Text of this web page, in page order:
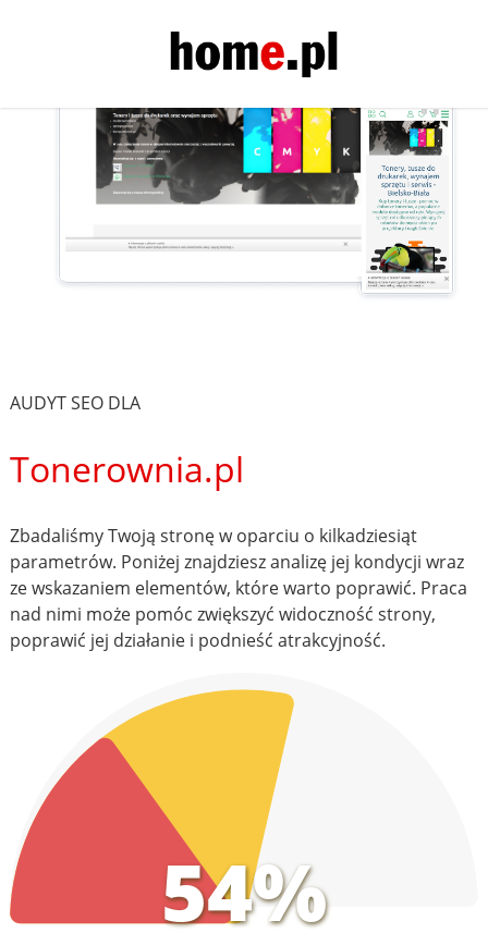
AUDYT SEO DLA
Tonerownia.pl
Zbadaliśmy Twoją stronę w oparciu o kilkadziesiąt
parametrów. Poniżej znajdziesz analizę jej kondycji wraz
ze wskazaniem elementów, które warto poprawić. Praca
nad nimi może pomóc zwiększyć widoczność strony,
poprawić jej działanie i podnieść atrakcyjność.
54%